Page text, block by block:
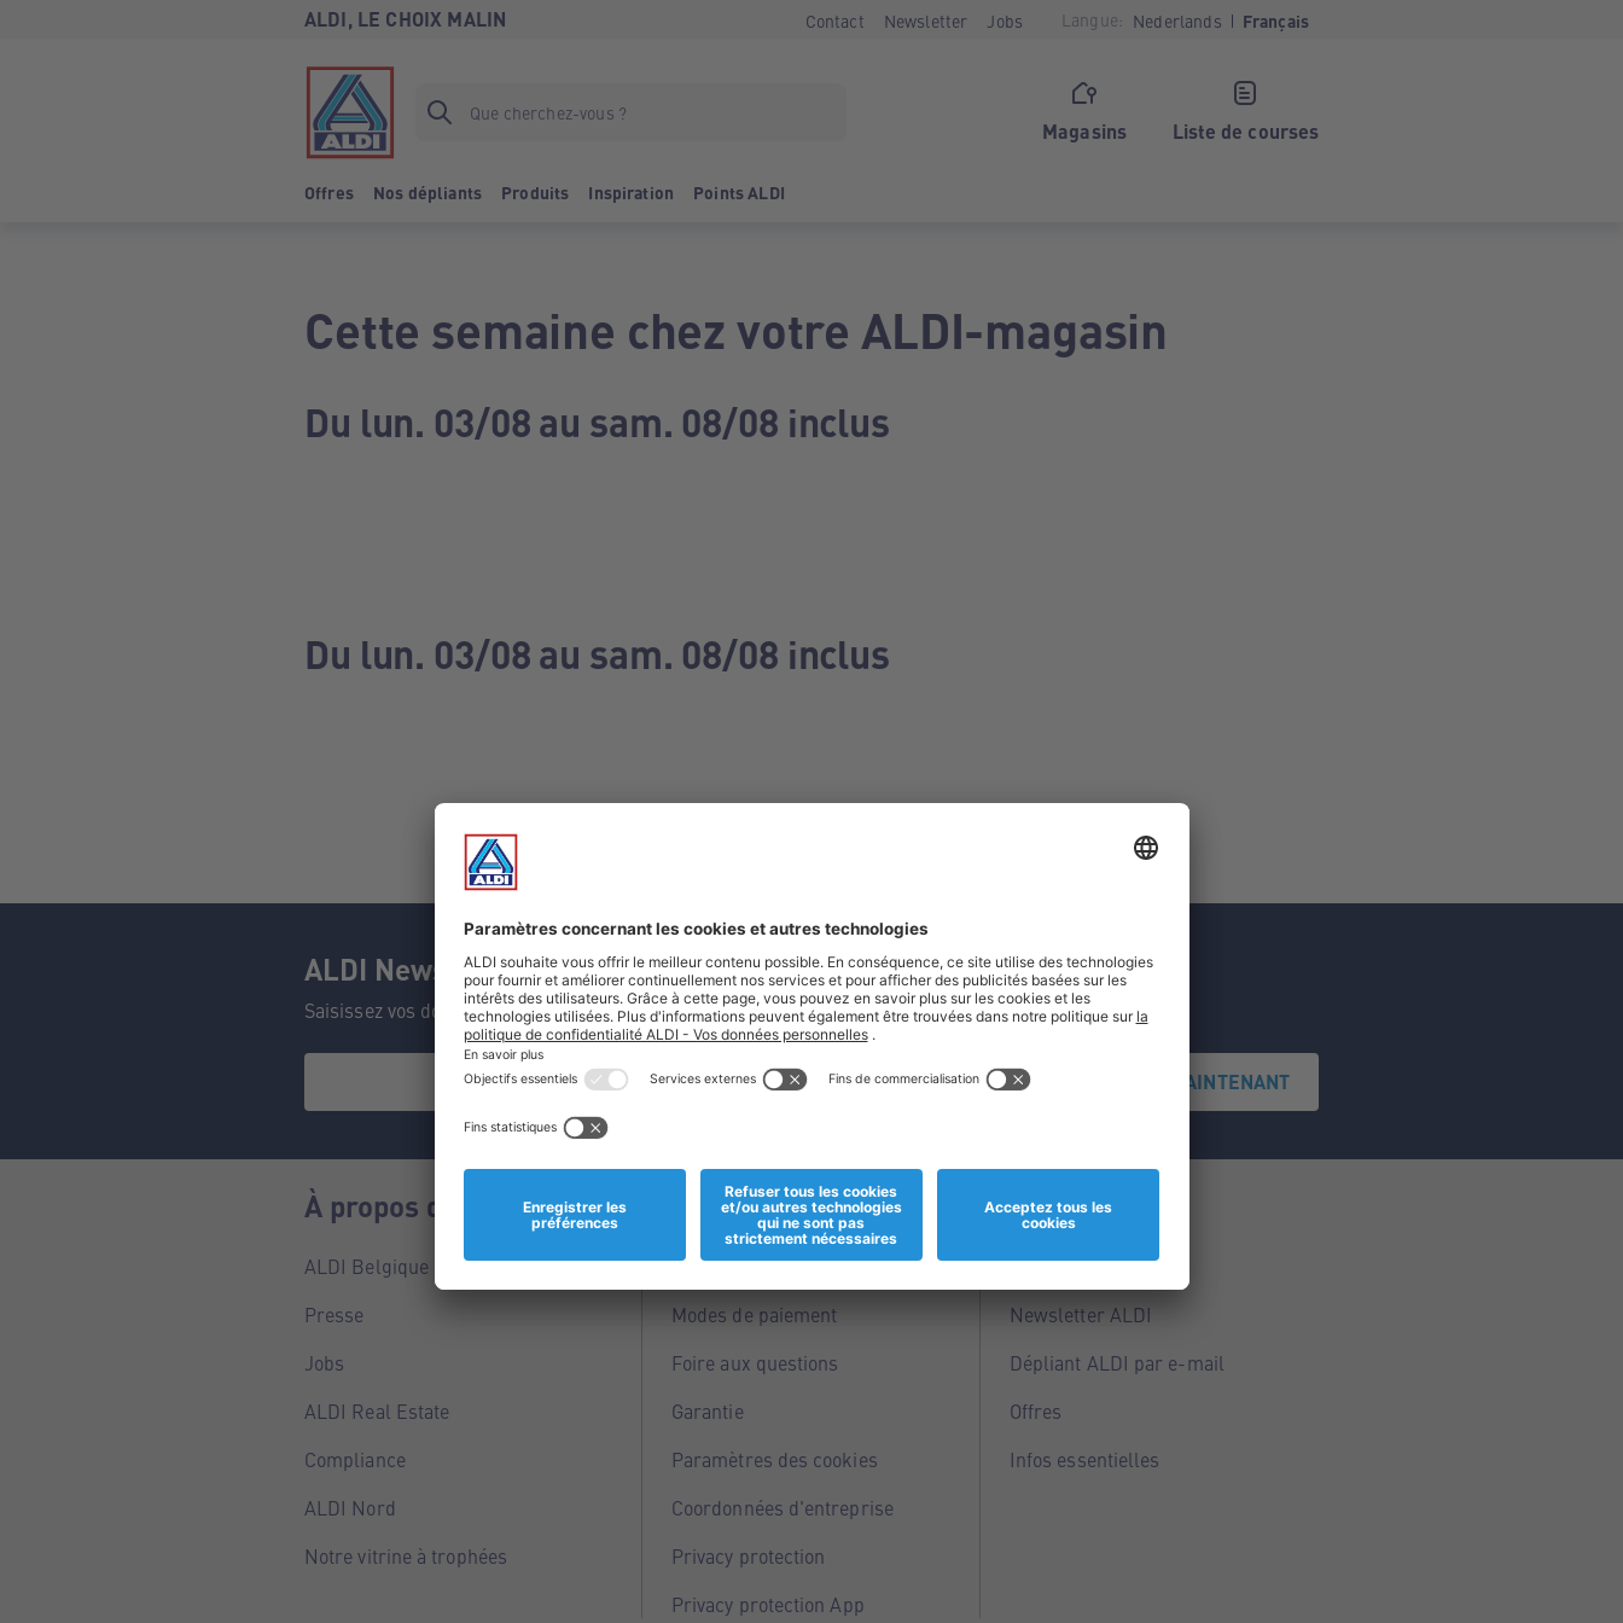
ALDI, LE CHOIX MALIN Contact Newsletter Jobs Langue: Nederlands Français
Magasins Liste de courses
Offres Nos dépliants Produits Inspiration Points ALDI
Cette semaine chez votre ALDI-magasin
Du lun. 03/08 au sam. 08/08 inclus
Du lun. 03/08 au sam. 08/08 inclus
ALDI Newsletter
Saisissez vos données et ne manquez aucune de nos offres.
S'INSCRIRE MAINTENANT
À propos de nous
ALDI Belgique
Presse
Jobs
ALDI Real Estate
Compliance
ALDI Nord
Notre vitrine à trophées
Informations
Magasins
Modes de paiement
Foire aux questions
Garantie
Paramètres des cookies
Coordonnées d'entreprise
Privacy protection
Privacy protection App
Service
Points ALDI
Newsletter ALDI
Dépliant ALDI par e-mail
Offres
Infos essentielles